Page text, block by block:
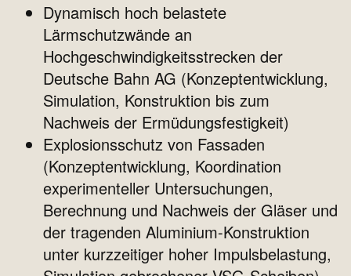
Dynamisch hoch belastete
Lärmschutzwände an
Hochgeschwindigkeitsstrecken der
Deutsche Bahn AG (Konzeptentwicklung,
Simulation, Konstruktion bis zum
Nachweis der Ermüdungsfestigkeit)
Explosionsschutz von Fassaden
(Konzeptentwicklung, Koordination
experimenteller Untersuchungen,
Berechnung und Nachweis der Gläser und
der tragenden Aluminium-Konstruktion
unter kurzzeitiger hoher Impulsbelastung,